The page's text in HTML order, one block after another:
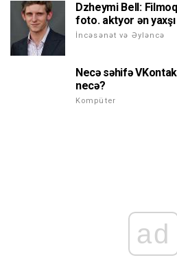
Dzheymi Bell:
foto. aktyor ən yaxşı
İncəsənət və Əyləncə
Necə səhifə
necə?
Kompüter
ad